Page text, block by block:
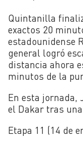
Quintanilla
exactos 20
estadounidense
general logró
distancia ahora
minutos de la
En esta jornada,
el Dakar tras
Etapa 11 (14 de